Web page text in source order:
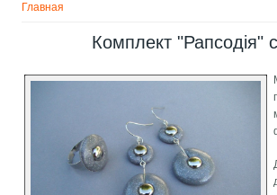
Главная
Комплект "Рапсодія"